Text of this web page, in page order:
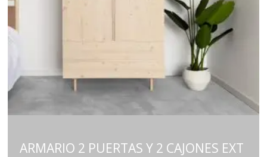
ARMARIO 2 PUERTAS Y 2 CAJONES EXT